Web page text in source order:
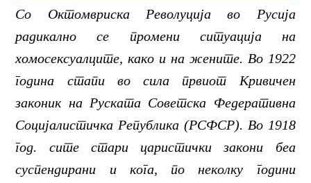
Со Октомвриска Револуција во Русија
радикално се промени ситуација на
хомосексуалците, како и на жените. Во 1922
година стапи во сила првиот Кривичен
законик на Руската Советска Федеративна
Социјалистичка Република (РСФСР). Во 1918
год. сите стари царистички закони беа
суспендирани и кога, по неколку години